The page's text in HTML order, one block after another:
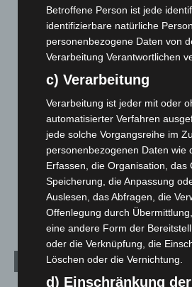
Gasleitung bei McDonald’s-Umbau in
beschädigt
5. August 2026
3. August 2026
Hannover: Polizei stoppt 166
Großkontrolle
Hannover Klassik Open Air 2026:
Maschpark
2. August 2026
Kategorien
Betroffene Person ist jede
identifizierbare natürliche
personenbezogene Daten von
Verarbeitung Verantwortlichen
c) Verarbeitung
Verarbeitung ist jeder mit oder
automatisierter Verfahren
jede solche Vorgangsreihe im
personenbezogenen Daten wie
Erfassen, die Organisation, das
Speicherung, die Anpassung
Auslesen, das Abfragen, die
Offenlegung durch
eine andere Form der
oder die Verknüpfung, die
Löschen oder die Vernichtung.
d) Einschränkung